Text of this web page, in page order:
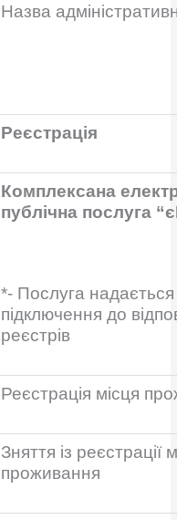
Назва
Реєстрація
Комплексана
публічна послуга
*- Послуга надається
підключення до
реєстрів
Реєстрація місця
Зняття із реєстрації
проживання